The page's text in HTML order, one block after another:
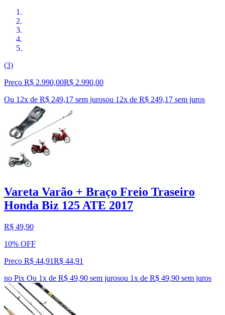
(3)
Preço R$ 2.990,00R$ 2.990,00
Ou 12x de R$ 249,17 sem jurosou 12x de R$ 249,17 sem juros
Vareta Varão + Braço Freio Traseiro
Honda Biz 125 ATE 2017
R$ 49,90
10% OFF
Preço R$ 44,91R$ 44,91
no Pix Ou 1x de R$ 49,90 sem jurosou 1x de R$ 49,90 sem juros